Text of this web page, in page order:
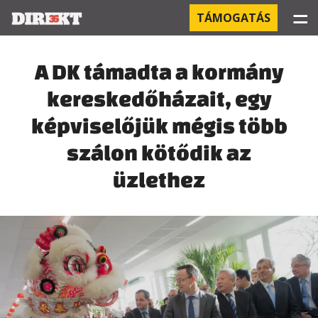
PROJEKTEK
KÓRHÁZI FERTŐZÉSEK
ORBÁN ÉS A GAZDASÁG
PEGASUS-MEGFIGYELÉSEK
AZ ORBÁN CSALÁD ÜZLETEI
OFFSHORE TITKOK
TÁMOGATÁS ☰
A DK támadta a kormány
kereskedőházait, egy
képviselőjük mégis több
szálon kötődik az
üzlethez